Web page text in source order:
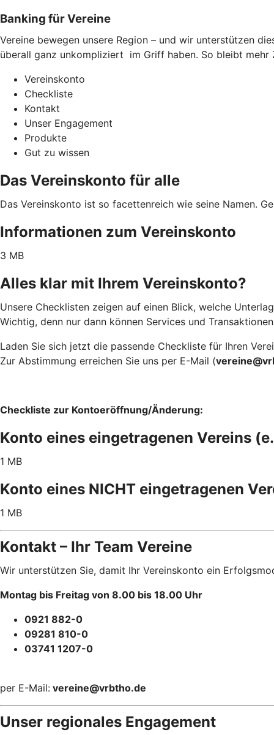
Banking für Vereine
Vereine bewegen unsere Region – und wir unterstützen
überall ganz unkompliziert im Griff haben. So bleibt
Vereinskonto
Checkliste
Kontakt
Unser Engagement
Produkte
Gut zu wissen
Das Vereinskonto für alle
Das Vereinskonto ist so facettenreich wie seine Namen.
Informationen zum Vereinskonto
3 MB
Alles klar mit Ihrem Vereinskonto?
Unsere Checklisten zeigen auf einen Blick, welche
Wichtig, denn nur dann können Services und
Laden Sie sich jetzt die passende Checkliste für Ihren
Zur Abstimmung erreichen Sie uns per E-Mail (
Checkliste zur Kontoeröffnung/Änderung:
Konto eines eingetragenen Vereins
1 MB
Konto eines NICHT eingetragenen
1 MB
Kontakt – Ihr Team Vereine
Wir unterstützen Sie, damit Ihr Vereinskonto ein
Montag bis Freitag von 8.00 bis 18.00 Uhr
0921 882-0
09281 810-0
03741 1207-0
per E-Mail: vereine@vrbtho.de
Unser regionales Engagement